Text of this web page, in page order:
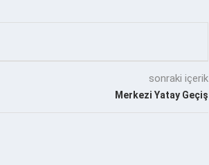
sonraki içerik
Merkezi Yatay Geçiş